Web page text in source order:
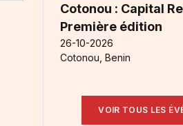
Cotonou : Capital
Première édition
26-10-2026
Cotonou, Benin
VOIR TOUS LES